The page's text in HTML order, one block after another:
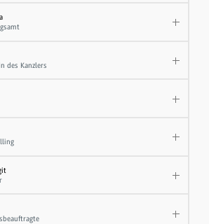
des Kanzlers